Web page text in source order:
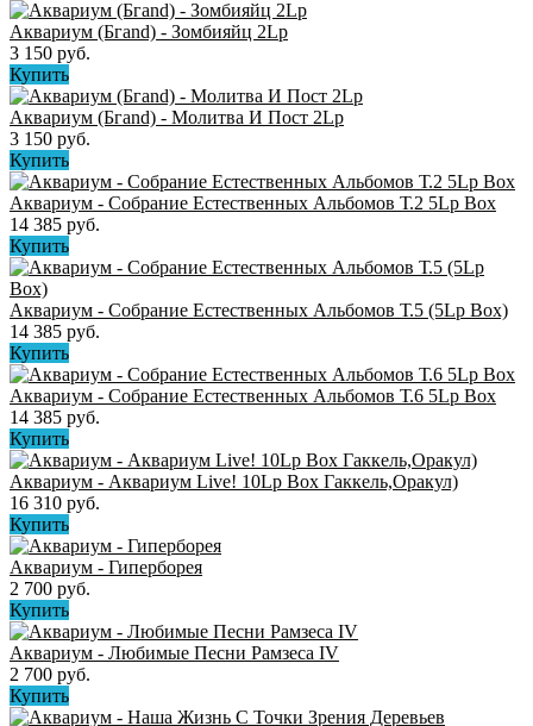
Аквариум (Бгand) - Зомбияйц 2Lp
3 150 руб.
Купить
Аквариум (Бгand) - Молитва И Пост 2Lp
3 150 руб.
Купить
Аквариум - Собрание Естественных Альбомов Т.2 5Lp Box
14 385 руб.
Купить
Аквариум - Собрание Естественных Альбомов Т.5 (5Lp Box)
14 385 руб.
Купить
Аквариум - Собрание Естественных Альбомов Т.6 5Lp Box
14 385 руб.
Купить
Аквариум - Аквариум Live! 10Lp Box Гаккель,Оракул)
16 310 руб.
Купить
Аквариум - Гиперборея
2 700 руб.
Купить
Аквариум - Любимые Песни Рамзеса IV
2 700 руб.
Купить